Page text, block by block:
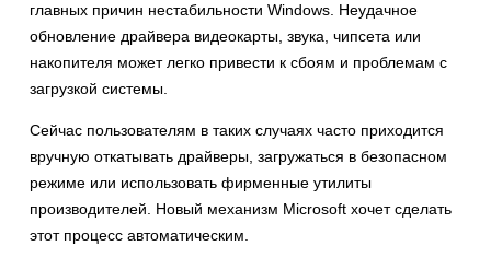
главных причин нестабильности Windows. Неудачное
обновление драйвера видеокарты, звука, чипсета или
накопителя может легко привести к сбоям и проблемам с
загрузкой системы.
Сейчас пользователям в таких случаях часто приходится
вручную откатывать драйверы, загружаться в безопасном
режиме или использовать фирменные утилиты
производителей. Новый механизм Microsoft хочет сделать
этот процесс автоматическим.